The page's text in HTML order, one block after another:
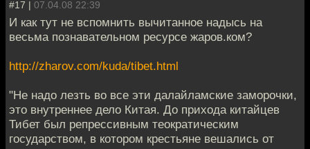
#17 | 07.04.08 22:39
И как тут не вспомнить вычитанное надысь на
весьма познавательном ресурсе жаров.ком?
http://zharov.com/kuda/tibet.html
"Не надо лезть во все эти дaлaйлaмские заморочки,
это внутреннее дело Китая. До прихода китайцев
Тибет был репрессивным теократическим
государством, в котором крестьяне вешались от